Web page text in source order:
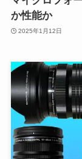
か性能か
2025年1月12日